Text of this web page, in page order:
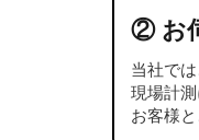
② お
当社で
現場計
お客様